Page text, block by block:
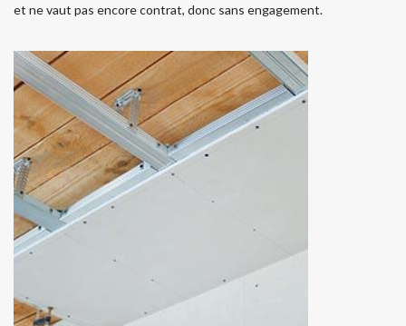
et ne vaut pas encore contrat, donc sans engagement.